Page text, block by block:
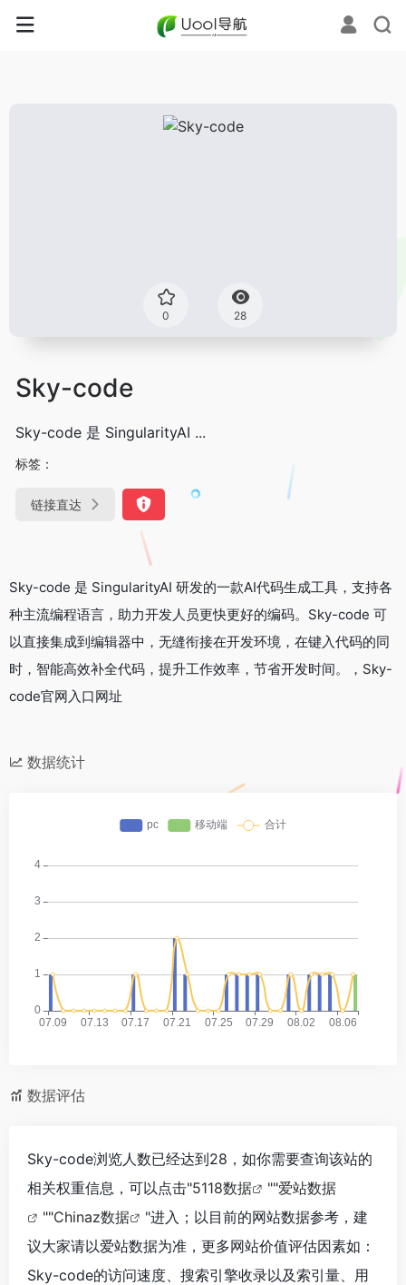
0 28
Sky-code
Sky-code 是 SingularityAI ...
标签：
链接直达
Sky-code 是 SingularityAI 研发的一款AI代码生成工具，支持各
种主流编程语言，助力开发人员更快更好的编码。Sky-code 可
以直接集成到编辑器中，无缝衔接在开发环境，在键入代码的同
时，智能高效补全代码，提升工作效率，节省开发时间。，Sky-
code官网入口网址
数据统计
数据评估
Sky-code浏览人数已经达到28，如你需要查询该站的
相关权重信息，可以点击"5118数据 ""爱站数据
""Chinaz数据
"进入；以目前的网站数据参考，建
议大家请以爱站数据为准，更多网站价值评估因素如：
Sky-code的访问速度、搜索引擎收录以及索引量、用